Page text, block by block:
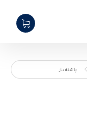
پاشنه دار